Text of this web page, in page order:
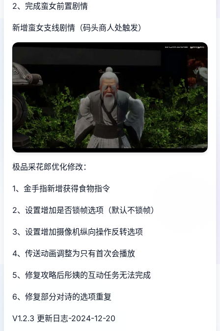
2、完成蛮女前置剧情
新增蛮女支线剧情（码头商人处触发）
极品采花郎优化修改：
1、金手指新增获得食物指令
2、设置增加是否锁帧选项（默认不锁帧）
3、设置增加摄像机纵向操作反转选项
4、传送动画调整为只有首次会播放
5、修复攻略后彤姨的互动任务无法完成
6、修复部分对诗的选项重复
V1.2.3 更新日志-2024-12-20